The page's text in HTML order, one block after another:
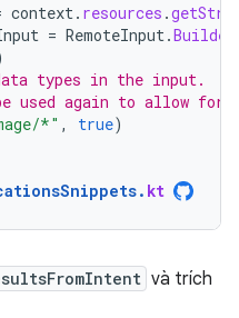
context . resources .
= RemoteInput .Builder
types in the input.
used again to allow for
*" , true)
. kt
và trích